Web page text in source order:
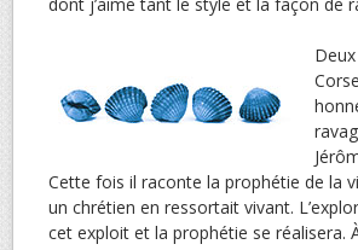
Cette fois il raconte la prophétie de la
un chrétien en ressortait vivant.
cet exploit et la prophétie se réalisera.